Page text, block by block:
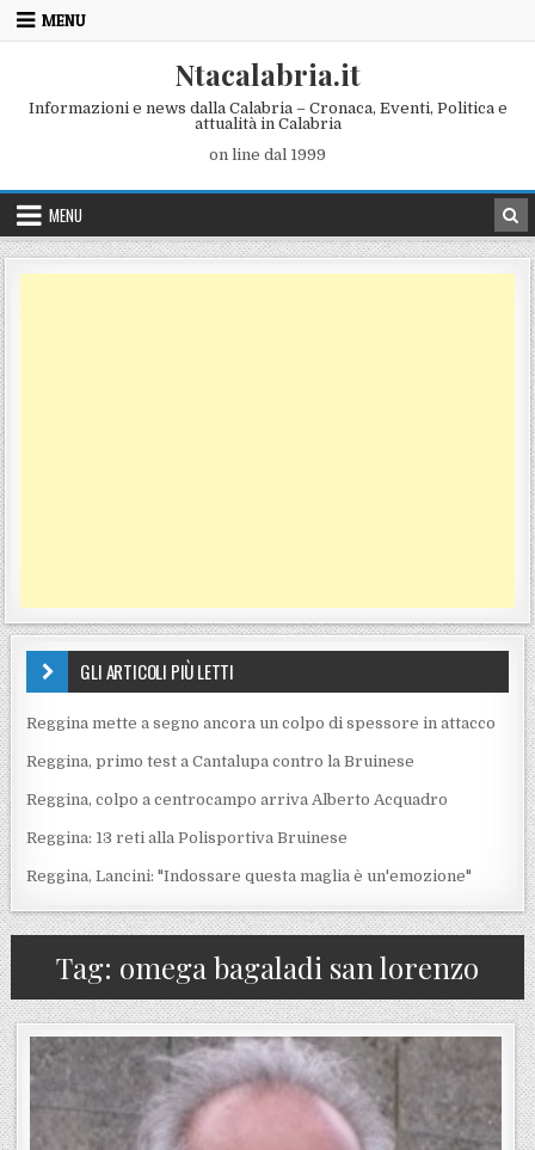
Skip to content
MENU
Ntacalabria.it
Informazioni e news dalla Calabria – Cronaca, Eventi, Politica e
attualità in Calabria
on line dal 1999
MENU
GLI ARTICOLI PIÙ LETTI
Reggina mette a segno ancora un colpo di spessore in attacco
Reggina, primo test a Cantalupa contro la Bruinese
Reggina, colpo a centrocampo arriva Alberto Acquadro
Reggina: 13 reti alla Polisportiva Bruinese
Reggina, Lancini: "Indossare questa maglia è un'emozione"
Tag: omega bagaladi san lorenzo